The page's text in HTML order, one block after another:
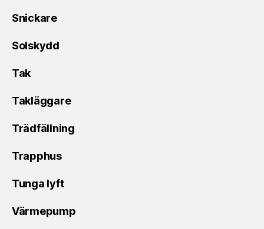
Snickare
Solskydd
Tak
Takläggare
Trädfällning
Trapphus
Tunga lyft
Värmepump